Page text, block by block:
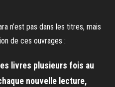
n’est pas dans les titres, mais
de ces ouvrages :
livres plusieurs fois au
nouvelle lecture,